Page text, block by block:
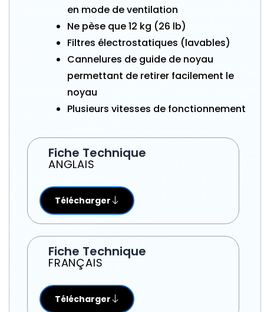
en mode de ventilation
Ne pèse que 12 kg (26 lb)
Filtres électrostatiques (lavables)
Cannelures de guide de noyau
permettant de retirer facilement le
noyau
Plusieurs vitesses de fonctionnement
Fiche Technique
ANGLAIS
Télécharger
Fiche Technique
FRANÇAIS
Télécharger